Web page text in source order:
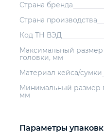
Страна бренда
Страна производства
Код ТН ВЭД
Максимальный размер
головки, мм
Материал кейса/сумки
Минимальный размер
мм
Параметры